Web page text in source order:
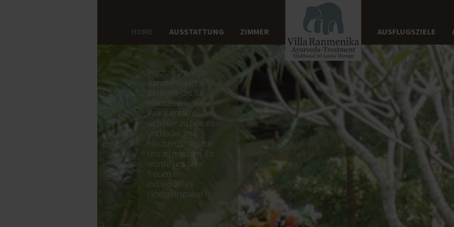
HOME AUSSTATTUNG ZIMMER AUSFLUGSZIELE
Hochzeiten Villa
Ranmenika ist der
perfekte Ort für
Hochzeiten. Viele
Paare entschließen
sich hier zu heiraten
und/oder ihre
Hochzeitsfotos bei
uns zu machen. Es
würde uns sehr
freuen ein
individuelles
Hochzeitspaket